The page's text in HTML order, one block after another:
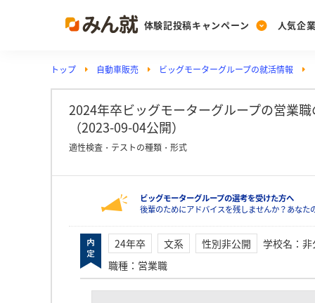
体験記投稿キャンペーン
Post
投稿する
人気企
Ranking
ランキングを見る
PickUp
注目の企業特集
動画で知ろう！業界
トップ 自動車販売 ビッグモーターグループの就活情報
2024年卒ビッグモーターグループの営業
（2023-09-04公開）
適性検査・テストの種類・形式
ビッグモーターグループの選考を受けた方へ
後輩のためにアドバイスを残しませんか？あな
24年卒 文系 性別非公開 学校名 ： 非
職種 ： 営業職